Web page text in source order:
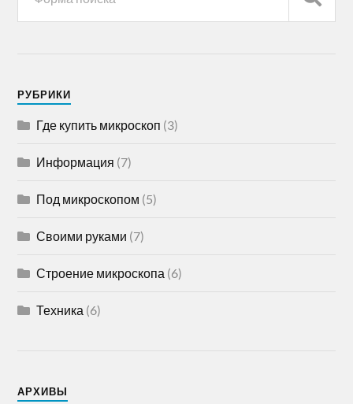
РУБРИКИ
Где купить микроскоп (3)
Информация (7)
Под микроскопом (5)
Своими руками (7)
Строение микроскопа (6)
Техника (6)
АРХИВЫ